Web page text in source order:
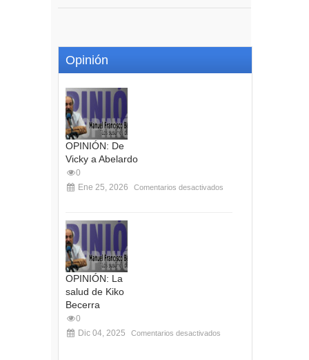
Opinión
OPINIÓN: De
Vicky a Abelardo
0
Ene 25, 2026
Comentarios desactivados
OPINIÓN: La
salud de Kiko
Becerra
0
Dic 04, 2025
Comentarios desactivados